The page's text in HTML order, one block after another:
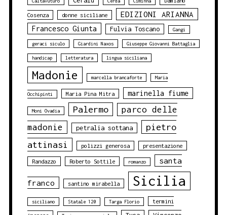
Cosenza donne siciliane EDIZIONI ARIANNA
Francesco Giunta Fulvia Toscano Gangi
geraci siculo Giardini Naxos Giuseppe Giovanni Battaglia
handicap letteratura lingua siciliana
Madonie marcella brancaforte Maria
Occhipinti Maria Pina Mitra marinella fiume
Moni Ovadia Palermo
parco delle
madonie
petralia sottana
pietro
attinasi
polizzi generosa presentazione
Randazzo Roberto Sottile romanzo santa
franco santino mirabella Sicilia
siciliano Statale 120 Targa Florio termini